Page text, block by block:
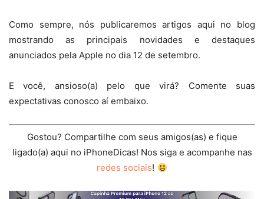
Como sempre, nós publicaremos artigos aqui no blog
mostrando as principais novidades e destaques
anunciados pela Apple no dia 12 de setembro.
E você, ansioso(a) pelo que virá? Comente suas
expectativas conosco aí embaixo.
Gostou? Compartilhe com seus amigos(as) e fique
ligado(a) aqui no iPhoneDicas! Nos siga e acompanhe nas
redes sociais!